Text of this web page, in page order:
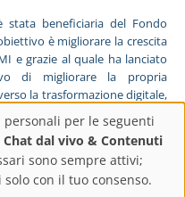
è stata beneficiaria del Fondo
è migliorare la crescita
e grazie al quale ha lanciato
di migliorare la propria
la trasformazione digitale,
della Camera di Commercio
REGIONALE
per le seguenti
dal vivo & Contenuti
sono sempre attivi;
con il tuo consenso.